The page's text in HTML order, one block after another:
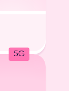
5G